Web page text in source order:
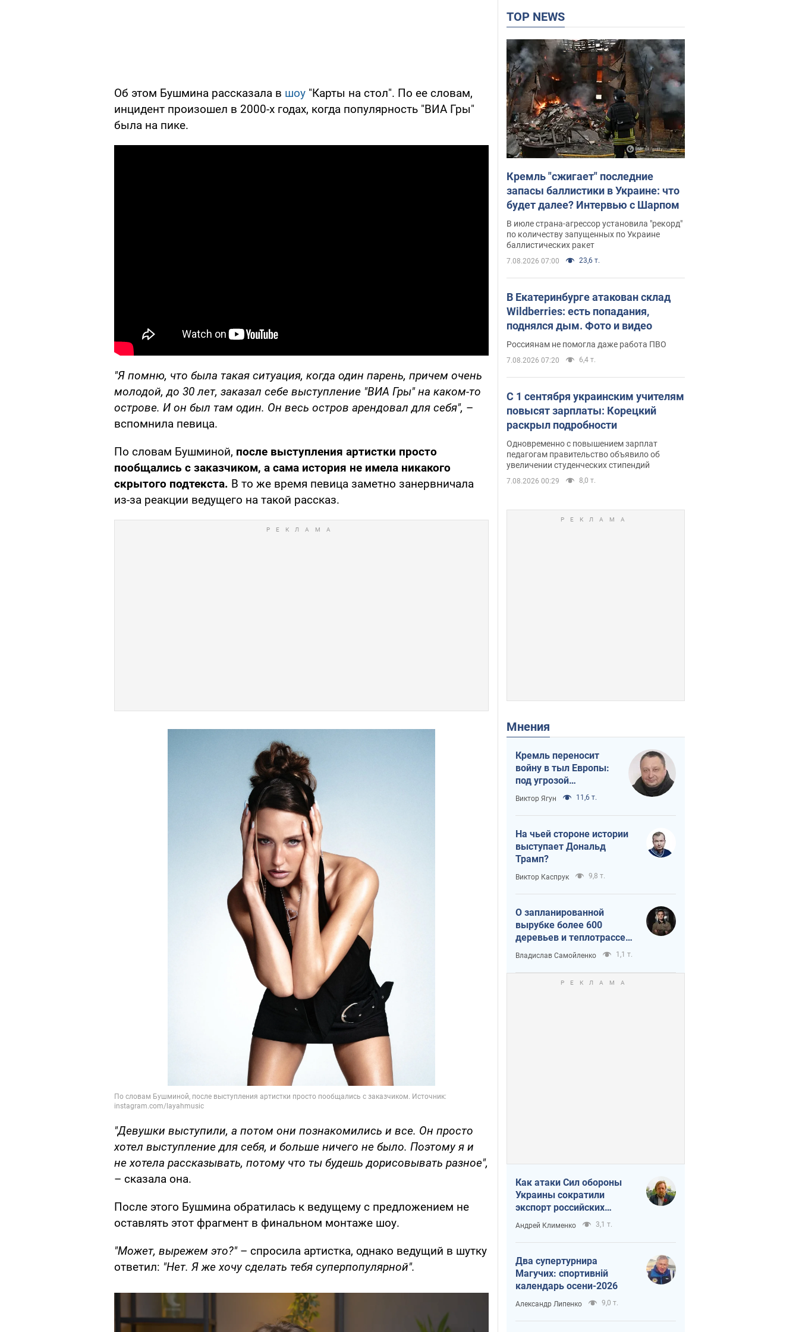
Об этом Бушмина рассказала в шоу "Карты на стол". По ее словам,
инцидент произошел в 2000-х годах, когда популярность "ВИА Гры"
была на пике.
"Я помню, что была такая ситуация, когда один парень, причем очень
молодой, до 30 лет, заказал себе выступление "ВИА Гры" на каком-то
острове. И он был там один. Он весь остров арендовал для себя", –
вспомнила певица.
По словам Бушминой, после выступления артистки просто
пообщались с заказчиком, а сама история не имела никакого
скрытого подтекста. В то же время певица заметно занервничала
из-за реакции ведущего на такой рассказ.
"Девушки выступили, а потом они познакомились и все. Он просто
хотел выступление для себя, и больше ничего не было. Поэтому я и
не хотела рассказывать, потому что ты будешь дорисовывать разное",
– сказала она.
После этого Бушмина обратилась к ведущему с предложением не
оставлять этот фрагмент в финальном монтаже шоу.
"Может, вырежем это?" – спросила артистка, однако ведущий в шутку
ответил: "Нет. Я же хочу сделать тебя суперпопулярной".
TOP NEWS
Кремль "сжигает" последние
запасы баллистики в Украине: что
будет далее? Интервью с Шарпом
В июле страна-агрессор установила "рекорд"
по количеству запущенных по Украине
баллистических ракет
7.08.2026 07:00 23,6 т.
В Екатеринбурге атакован склад
Wildberries: есть попадания,
поднялся дым. Фото и видео
Россиянам не помогла даже работа ПВО
7.08.2026 07:20 6,4 т.
С 1 сентября украинским учителям
повысят зарплаты: Корецкий
раскрыл подробности
Одновременно с повышением зарплат
педагогам правительство объявило об
увеличении студенческих стипендий
7.08.2026 00:29 8,0 т.
Мнения
Кремль переносит
войну в тыл Европы:
под угрозой
критическая
логистика
Виктор Ягун 11,6 т.
На чьей стороне истории
выступает Дональд
Трамп?
Виктор Каспрук 9,8 т.
О запланированной
вырубке более 600
деревьев и теплотрассе:
что происходит на
Теремках в Киеве
Владислав Самойленко 1,1 т.
Как атаки Сил обороны
Украины сократили
экспорт российских
нефтепродуктов
Андрей Клименко 3,1 т.
Два супертурнира
Магучих: спортивній
календарь осени-2026
Александр Липенко 9,0 т.